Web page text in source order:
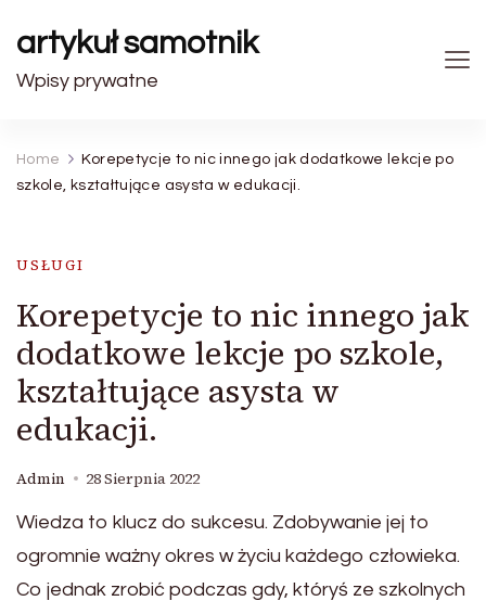
artykuł samotnik
Wpisy prywatne
Home
Korepetycje to nic innego jak dodatkowe lekcje po
szkole, kształtujące asysta w edukacji.
USŁUGI
Korepetycje to nic innego jak
dodatkowe lekcje po szkole,
kształtujące asysta w
edukacji.
Admin 28 Sierpnia 2022
Wiedza to klucz do sukcesu. Zdobywanie jej to
ogromnie ważny okres w życiu każdego człowieka.
Co jednak zrobić podczas gdy, któryś ze szkolnych